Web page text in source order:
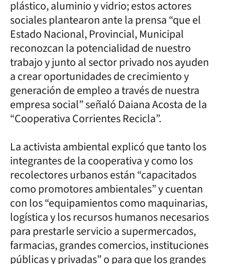
plástico, aluminio y vidrio; estos actores
sociales plantearon ante la prensa “que el
Estado Nacional, Provincial, Municipal
reconozcan la potencialidad de nuestro
trabajo y junto al sector privado nos ayuden
a crear oportunidades de crecimiento y
generación de empleo a través de nuestra
empresa social” señaló Daiana Acosta de la
“Cooperativa Corrientes Recicla”.
La activista ambiental explicó que tanto los
integrantes de la cooperativa y como los
recolectores urbanos están “capacitados
como promotores ambientales” y cuentan
con los “equipamientos como maquinarias,
logística y los recursos humanos necesarios
para prestarle servicio a supermercados,
farmacias, grandes comercios, instituciones
públicas y privadas” o para que los grandes